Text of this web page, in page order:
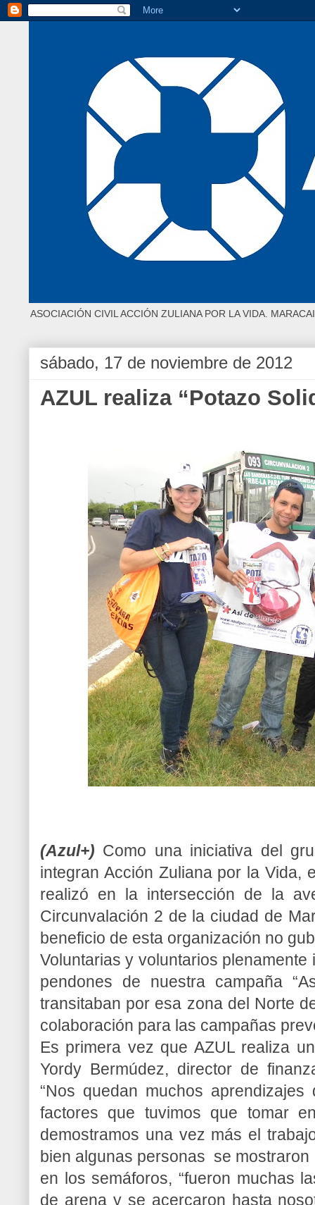
ASOCIACIÓN CIVIL ACCIÓN ZULIANA POR LA VIDA.
sábado, 17 de noviembre de 2012
AZUL realiza “Potazo
(Azul+) Como una iniciativa del
integran Acción Zuliana por la Vida,
realizó en la intersección de la
Circunvalación 2 de la ciudad de
beneficio de esta organización no
Voluntarias y voluntarios
pendones de nuestra campaña
transitaban por esa zona del Norte
colaboración para las campañas
Es primera vez que AZUL realiza
Yordy Bermúdez, director de
“Nos quedan muchos
factores que tuvimos que tomar
demostramos una vez más el
bien algunas personas se
en los semáforos, “fueron muchas
de arena y se acercaron hasta